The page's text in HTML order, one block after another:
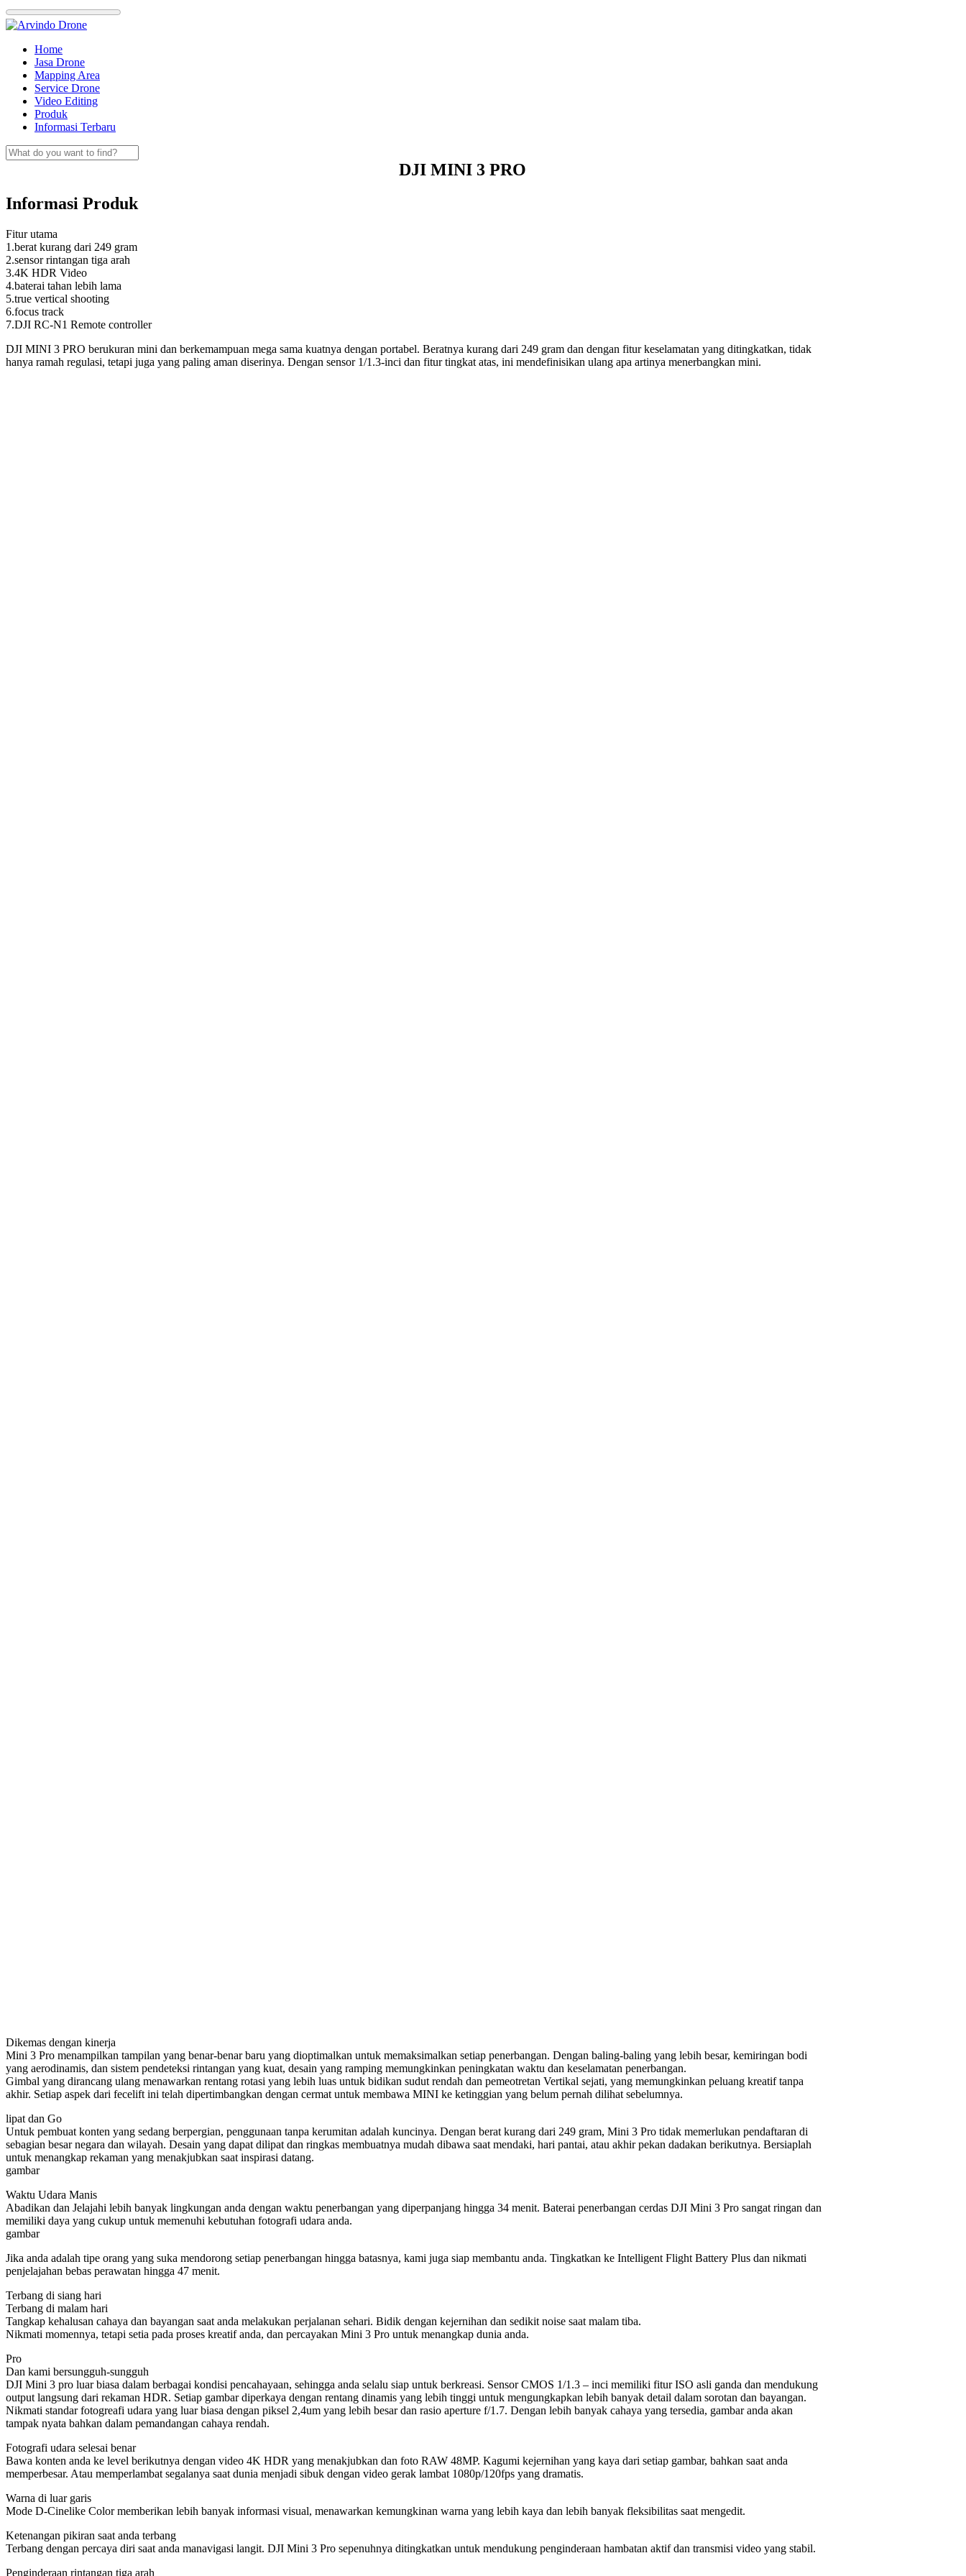
Skip
to
Home
Jasa Drone
Mapping Area
Service Drone
Video Editing
Produk
Informasi Terbaru
DJI MINI 3 PRO
Informasi Produk
Fitur utama
1.berat kurang dari 249 gram
2.sensor rintangan tiga arah
3.4K HDR Video
4.baterai tahan lebih lama
5.true vertical shooting
6.focus track
7.DJI RC-N1 Remote controller
DJI MINI 3 PRO berukuran mini dan berkemampuan mega sama kuatnya dengan portabel. Beratnya kurang dari 249 gram dan dengan fitur keselamatan yang ditingkatkan, tidak
hanya ramah regulasi, tetapi juga yang paling aman diserinya. Dengan sensor 1/1.3-inci dan fitur tingkat atas, ini mendefinisikan ulang apa artinya menerbangkan mini.
Dikemas dengan kinerja
Mini 3 Pro menampilkan tampilan yang benar-benar baru yang dioptimalkan untuk memaksimalkan setiap penerbangan. Dengan baling-baling yang lebih besar, kemiringan bodi
yang aerodinamis, dan sistem pendeteksi rintangan yang kuat, desain yang ramping memungkinkan peningkatan waktu dan keselamatan penerbangan.
Gimbal yang dirancang ulang menawarkan rentang rotasi yang lebih luas untuk bidikan sudut rendah dan pemeotretan Vertikal sejati, yang memungkinkan peluang kreatif tanpa
akhir. Setiap aspek dari fecelift ini telah dipertimbangkan dengan cermat untuk membawa MINI ke ketinggian yang belum pernah dilihat sebelumnya.
lipat dan Go
Untuk pembuat konten yang sedang berpergian, penggunaan tanpa kerumitan adalah kuncinya. Dengan berat kurang dari 249 gram, Mini 3 Pro tidak memerlukan pendaftaran di
sebagian besar negara dan wilayah. Desain yang dapat dilipat dan ringkas membuatnya mudah dibawa saat mendaki, hari pantai, atau akhir pekan dadakan berikutnya. Bersiaplah
untuk menangkap rekaman yang menakjubkan saat inspirasi datang.
gambar
Waktu Udara Manis
Abadikan dan Jelajahi lebih banyak lingkungan anda dengan waktu penerbangan yang diperpanjang hingga 34 menit. Baterai penerbangan cerdas DJI Mini 3 Pro sangat ringan dan
memiliki daya yang cukup untuk memenuhi kebutuhan fotografi udara anda.
gambar
Jika anda adalah tipe orang yang suka mendorong setiap penerbangan hingga batasnya, kami juga siap membantu anda. Tingkatkan ke Intelligent Flight Battery Plus dan nikmati
penjelajahan bebas perawatan hingga 47 menit.
Terbang di siang hari
Terbang di malam hari
Tangkap kehalusan cahaya dan bayangan saat anda melakukan perjalanan sehari. Bidik dengan kejernihan dan sedikit noise saat malam tiba.
Nikmati momennya, tetapi setia pada proses kreatif anda, dan percayakan Mini 3 Pro untuk menangkap dunia anda.
Pro
Dan kami bersungguh-sungguh
DJI Mini 3 pro luar biasa dalam berbagai kondisi pencahayaan, sehingga anda selalu siap untuk berkreasi. Sensor CMOS 1/1.3 – inci memiliki fitur ISO asli ganda dan mendukung
output langsung dari rekaman HDR. Setiap gambar diperkaya dengan rentang dinamis yang lebih tinggi untuk mengungkapkan lebih banyak detail dalam sorotan dan bayangan.
Nikmati standar fotogreafi udara yang luar biasa dengan piksel 2,4um yang lebih besar dan rasio aperture f/1.7. Dengan lebih banyak cahaya yang tersedia, gambar anda akan
tampak nyata bahkan dalam pemandangan cahaya rendah.
Fotografi udara selesai benar
Bawa konten anda ke level berikutnya dengan video 4K HDR yang menakjubkan dan foto RAW 48MP. Kagumi kejernihan yang kaya dari setiap gambar, bahkan saat anda
memperbesar. Atau memperlambat segalanya saat dunia menjadi sibuk dengan video gerak lambat 1080p/120fps yang dramatis.
Warna di luar garis
Mode D-Cinelike Color memberikan lebih banyak informasi visual, menawarkan kemungkinan warna yang lebih kaya dan lebih banyak fleksibilitas saat mengedit.
Ketenangan pikiran saat anda terbang
Terbang dengan percaya diri saat anda manavigasi langit. DJI Mini 3 Pro sepenuhnya ditingkatkan untuk mendukung penginderaan hambatan aktif dan transmisi video yang stabil.
Penginderaan rintangan tiga arah